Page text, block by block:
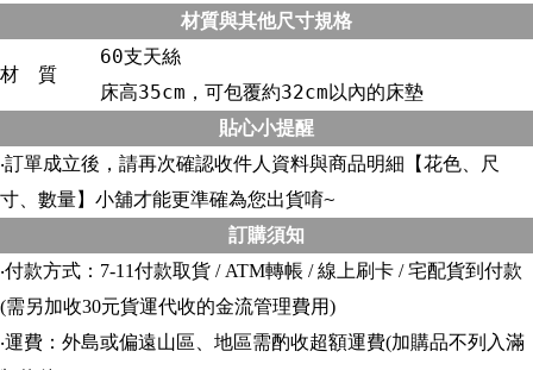
材質與其他尺寸規格
材 質
60支天絲
床高35cm，可包覆約32cm以內的床墊
貼心小提醒
‧訂單成立後，請再次確認收件人資料與商品明細【花色、尺
寸、數量】小舖才能更準確為您出貨唷~
訂購須知
‧付款方式：7-11付款取貨 / ATM轉帳 / 線上刷卡 / 宅配貨到付款
(需另加收30元貨運代收的金流管理費用)
‧運費：外島或偏遠山區、地區需酌收超額運費(加購品不列入滿